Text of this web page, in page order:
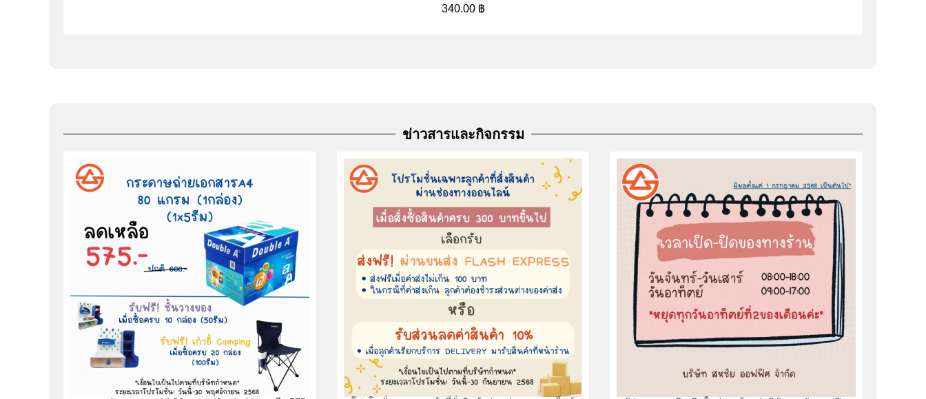
340.00 ฿
ข่าวสารและกิจกรรม